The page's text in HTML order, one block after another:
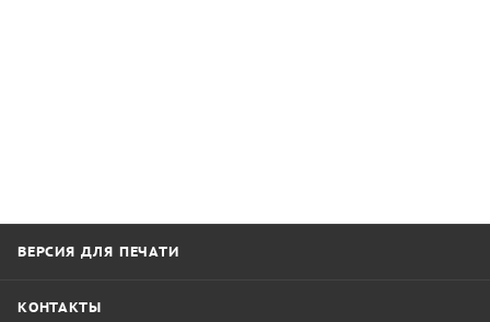
ВЕРСИЯ ДЛЯ ПЕЧАТИ
КОНТАКТЫ